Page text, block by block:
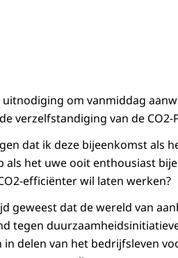
om vanmiddag
verzelfstandiging van de CO2-
dat ik deze bijeenkomst als
als het uwe ooit enthousiast
efficiënter wil laten werken?
geweest dat de wereld van
tegen
delen van het bedrijfsleven